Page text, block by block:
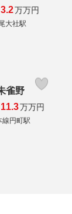
3.2万万円
大社駅
雀野
11.3万万円
線円町駅